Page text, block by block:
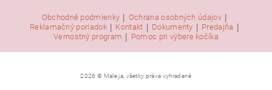
Obchodné podmienky | Ochrana osobných údajov |
Reklamačný poriadok | Kontakt | Dokumenty | Predajňa |
Vernostný program | Pomoc pri výbere kočíka
2026 © Male ja, všetky práva vyhradené